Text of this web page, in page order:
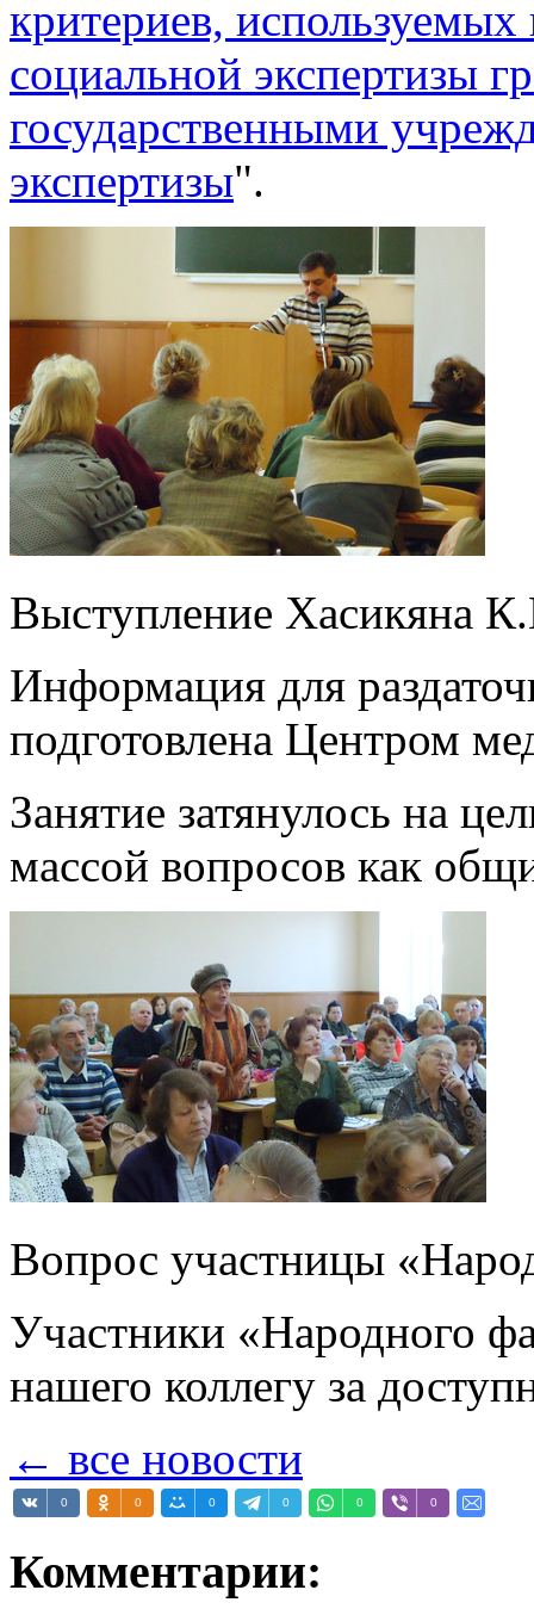
критериев,
социальной экспертизы
государственными
экспертизы".
Выступление Хасикяна
Информация для
подготовлена Центром
Занятие затянулось на
массой вопросов как
Вопрос участницы
Участники «Народного
нашего коллегу за
← все новости
0 0 0 0 0 0
Комментарии: